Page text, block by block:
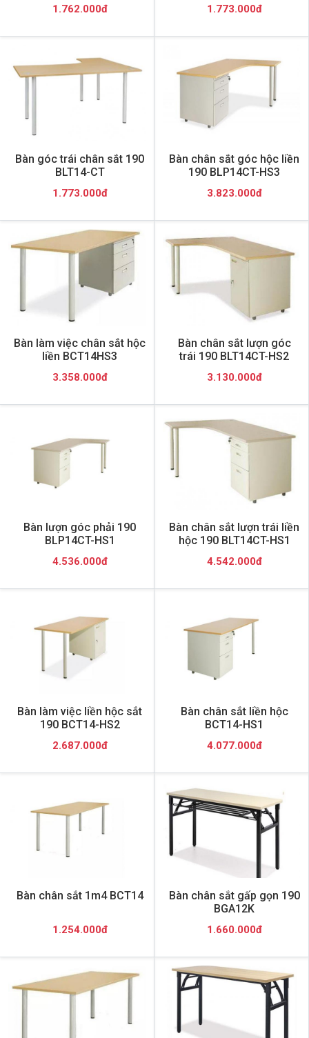
1.762.000đ 1.773.000đ
Bàn góc trái chân sắt 190
BLT14-CT
1.773.000đ
Bàn chân sắt góc hộc liền
190 BLP14CT-HS3
3.823.000đ
Bàn làm việc chân sắt hộc
liền BCT14HS3
3.358.000đ
Bàn chân sắt lượn góc
trái 190 BLT14CT-HS2
3.130.000đ
Bàn lượn góc phải 190
BLP14CT-HS1
4.536.000đ
Bàn chân sắt lượn trái liền
hộc 190 BLT14CT-HS1
4.542.000đ
Bàn làm việc liền hộc sắt
190 BCT14-HS2
2.687.000đ
Bàn chân sắt liền hộc
BCT14-HS1
4.077.000đ
Bàn chân sắt 1m4 BCT14
1.254.000đ
Bàn chân sắt gấp gọn 190
BGA12K
1.660.000đ